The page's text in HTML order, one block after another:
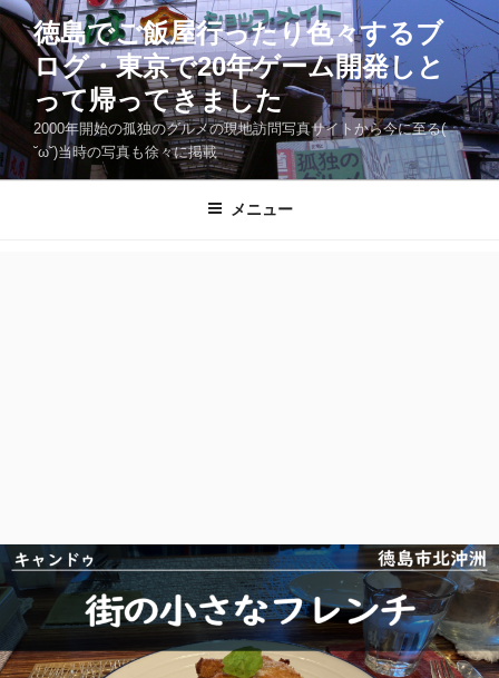
コ
ン
テ
ツ
へ
ス
徳島でご飯屋行ったり色々するブ
ログ・東京で20年ゲーム開発しと
って帰ってきました
2000年開始の孤独のグルメの現地訪問写真サイトから今に至る(
˘ω˘)当時の写真も徐々に掲載
メニュー